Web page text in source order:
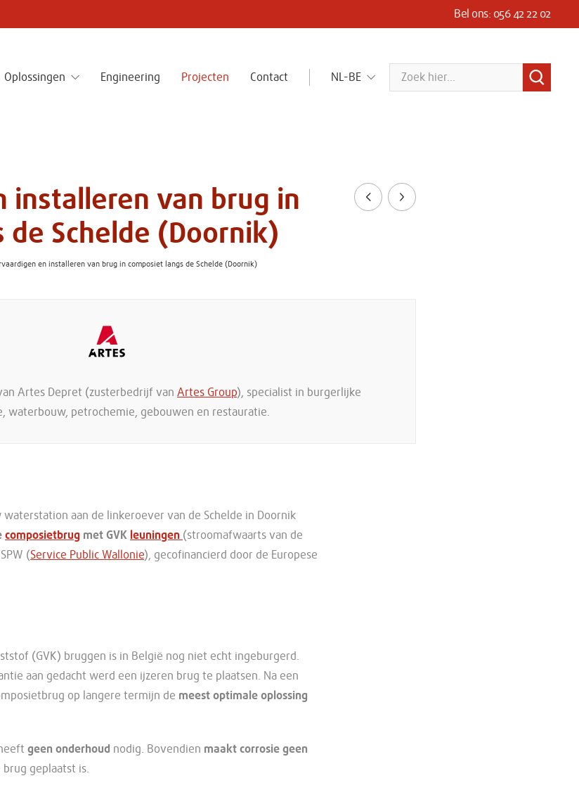
Bel ons: 056 42 22 02
LODAX - Strong pads & mats CGK Group
Wij staan in voor de veiligheid, gezondheid
Oplossingen Engineering Projecten Contact NL-BE Zoeken
installeren van brug in
Schelde (Doornik)
VorigeVolgende
en installeren van brug in composiet langs de Schelde (Doornik)
Artes Depret (zusterbedrijf van Artes Group), specialist in burgerlijke
waterbouw, petrochemie, gebouwen en restauratie.
aan de linkeroever van de Schelde in Doornik
composietbrug met GVK leuningen (stroomafwaarts van de
(Service Public Wallonie), gecofinancierd door de Europese
(GVK) bruggen is in België nog niet echt ingeburgerd.
aan gedacht werd een ijzeren brug te plaatsen. Na een
op langere termijn de meest optimale oplossing
geen onderhoud nodig. Bovendien maakt corrosie geen
geplaatst is.